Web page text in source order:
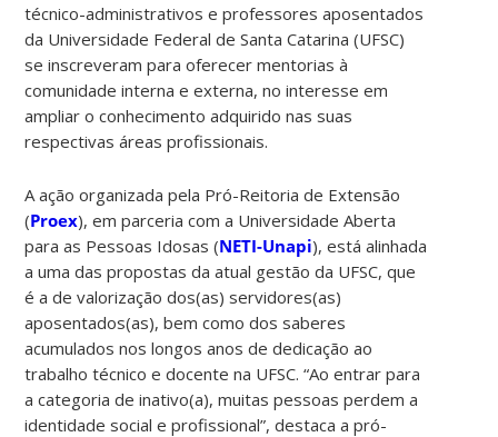
técnico-administrativos e professores aposentados
da Universidade Federal de Santa Catarina (UFSC)
se inscreveram para oferecer mentorias à
comunidade interna e externa, no interesse em
ampliar o conhecimento adquirido nas suas
respectivas áreas profissionais.
A ação organizada pela Pró-Reitoria de Extensão
(Proex), em parceria com a Universidade Aberta
para as Pessoas Idosas (NETI-Unapi), está alinhada
a uma das propostas da atual gestão da UFSC, que
é a de valorização dos(as) servidores(as)
aposentados(as), bem como dos saberes
acumulados nos longos anos de dedicação ao
trabalho técnico e docente na UFSC. “Ao entrar para
a categoria de inativo(a), muitas pessoas perdem a
identidade social e profissional”, destaca a pró-